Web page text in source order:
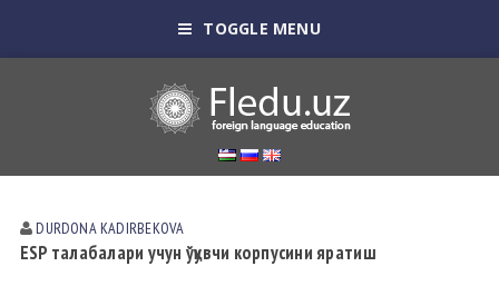
TOGGLE MENU
DURDONA KАDIRBEKOVА
ESP талабалари учун ўқувчи корпусини яратиш